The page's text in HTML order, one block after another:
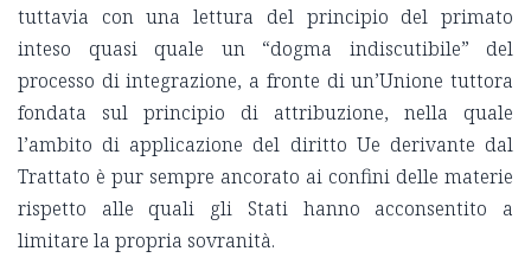
tuttavia con una lettura del principio del primato
inteso quasi quale un “dogma indiscutibile” del
processo di integrazione, a fronte di un’Unione tuttora
fondata sul principio di attribuzione, nella quale
l’ambito di applicazione del diritto Ue derivante dal
Trattato è pur sempre ancorato ai confini delle materie
rispetto alle quali gli Stati hanno acconsentito a
limitare la propria sovranità.